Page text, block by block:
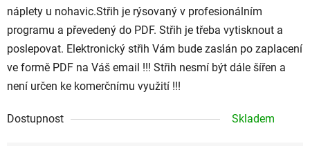
náplety u nohavic.Střih je rýsovaný v profesionálním
programu a převedený do PDF. Střih je třeba vytisknout a
poslepovat. Elektronický střih Vám bude zaslán po zaplacení
ve formě PDF na Váš email !!! Střih nesmí být dále šířen a
není určen ke komerčnímu využití !!!
Dostupnost Skladem